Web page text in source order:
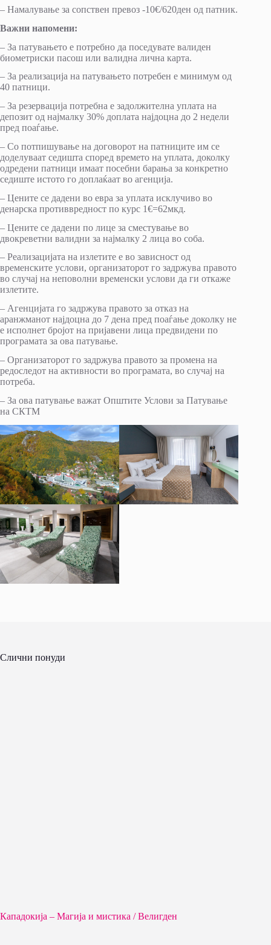
– Намалување за сопствен превоз -10€/620ден од патник.
Важни напомени:
– За патувањето е потребно да поседувате валиден
биометриски пасош или валидна лична карта.
– За реализација на патувањето потребен е минимум од
40 патници.
– За резервација потребна е задолжителна уплата на
депозит од најмалку 30% доплата најдоцна до 2 недели
пред поаѓање.
– Со потпишување на договорот на патниците им се
доделуваат седишта според времето на уплата, доколку
одредени патници имаат посебни барања за конкретно
седиште истото го доплаќаат во агенција.
– Цените се дадени во евра за уплата исклучиво во
денарска противвредност по курс 1€=62мкд.
– Цените се дадени по лице за сместување во
двокреветни валидни за најмалку 2 лица во соба.
– Реализацијата на излетите е во зависност од
временските услови, организаторот го задржува правото
во случај на неповолни временски услови да ги откаже
излетите.
– Агенцијата го задржува правото за отказ на
аранжманот најдоцна до 7 дена пред поаѓање доколку не
е исполнет бројот на пријавени лица предвидени по
програмата за ова патување.
– Организаторот го задржува правото за промена на
редоследот на активности во програмата, во случај на
потреба.
– За ова патување важат Општите Услови за Патување
на СКТМ
Слични понуди
Кападокија – Магија и мистика / Велигден